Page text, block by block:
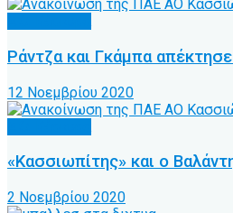
Ράντζα και Γκάμπα
12 Νοεμβρίου 2020
«Κασσιωπίτης» και ο
2 Νοεμβρίου 2020